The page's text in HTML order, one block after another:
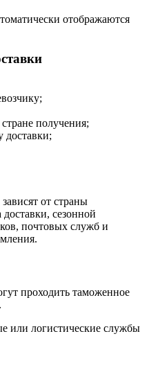
отображаются
получения;
доставки;
от страны
сезонной
почтовых служб и
проходить таможенное
или логистические службы